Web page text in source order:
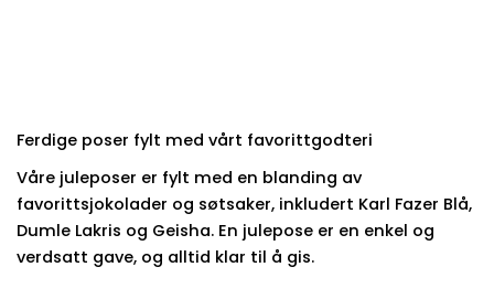
Ferdige poser fylt med vårt favorittgodteri
Våre juleposer er fylt med en blanding av
favorittsjokolader og søtsaker, inkludert Karl Fazer Blå,
Dumle Lakris og Geisha. En julepose er en enkel og
verdsatt gave, og alltid klar til å gis.